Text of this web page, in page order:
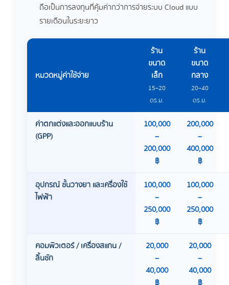
ถือเป็นการลงทุนที่คุ้มค่ากว่าการจ่ายระบบ Cloud แบบ
รายเดือนในระยะยาว
หมวดหมู่ค่าใช้จ่าย
ร้าน
ขนาด
เล็ก
15–20
ตร.ม.
ร้าน
ขนาด
กลาง
20–40
ตร.ม.
ค่าตกแต่งและออกแบบร้าน
(GPP)
100,000
–
200,000
฿
200,000
–
400,000
฿
อุปกรณ์ ชั้นวางยา และเครื่องใช้
ไฟฟ้า
100,000
–
250,000
฿
100,000
–
250,000
฿
คอมพิวเตอร์ / เครื่องสแกน /
ลิ้นชัก
20,000
–
40,000
฿
20,000
–
40,000
฿